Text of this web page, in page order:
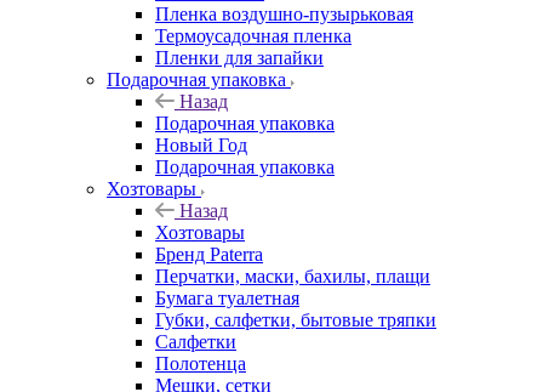
Пленка воздушно-пузырьковая
Термоусадочная пленка
Пленки для запайки
Подарочная упаковка
Назад
Подарочная упаковка
Новый Год
Подарочная упаковка
Хозтовары
Назад
Хозтовары
Бренд Paterra
Перчатки, маски, бахилы, плащи
Бумага туалетная
Губки, салфетки, бытовые тряпки
Салфетки
Полотенца
Мешки, сетки